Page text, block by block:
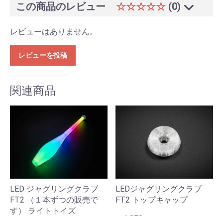
この商品のレビュー ☆☆☆☆☆ (0)
レビューはありません。
レビューを投稿
関連商品
LED ジャグリングクラブ
FT2 （１本ずつの販売で
す） ライトトイズ
LEDジャグリングクラブ
FT2 トップキャップ